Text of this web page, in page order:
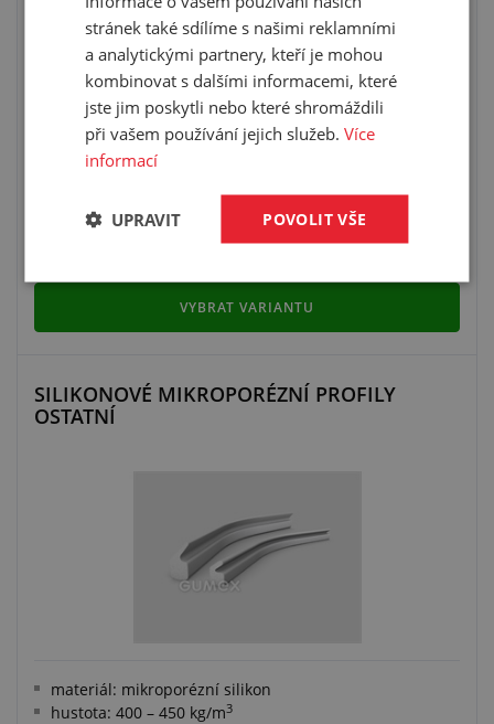
materiál: mikroporézní silikon
hustota: 150 - 600 kg/m3
dle EN 45545-2
pracovní teplota: -60 °C/+230 °C
VYBRAT VARIANTU
SILIKONOVÉ MIKROPORÉZNÍ PROFILY
OSTATNÍ
materiál: mikroporézní silikon
hustota: 400 – 450 kg/m3
stránek také sdílíme s našimi reklamními
a analytickými partnery, kteří je mohou
kombinovat s dalšími informacemi, které
jste jim poskytli nebo které shromáždili
při vašem používání jejich služeb.Více
informací
POVOLIT VŠE
UPRAVIT